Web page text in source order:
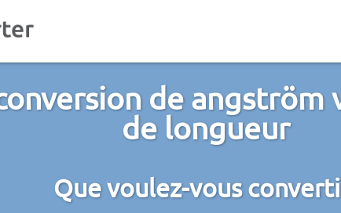
de angström
de longueur
Que voulez-vous